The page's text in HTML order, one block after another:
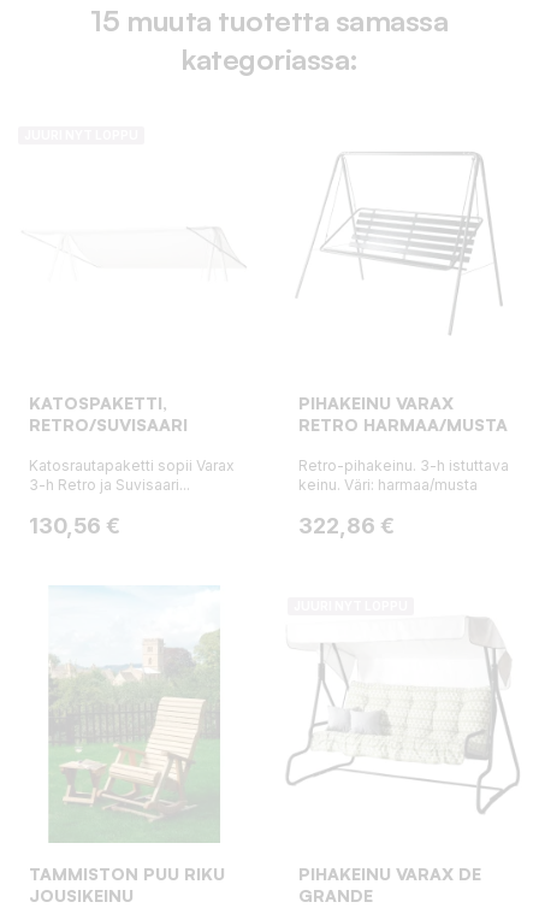
15 muuta tuotetta samassa
kategoriassa:
KATOSPAKETTI,
RETRO/SUVISAARI
Katosrautapaketti sopii Varax
3-h Retro ja Suvisaari...
Hinta
130,56 €
PIHAKEINU VARAX
RETRO HARMAA/MUSTA
Retro-pihakeinu. 3-h istuttava
keinu. Väri: harmaa/musta
Hinta
322,86 €
TAMMISTON PUU RIKU
JOUSIKEINU
PIHAKEINU VARAX DE
GRANDE